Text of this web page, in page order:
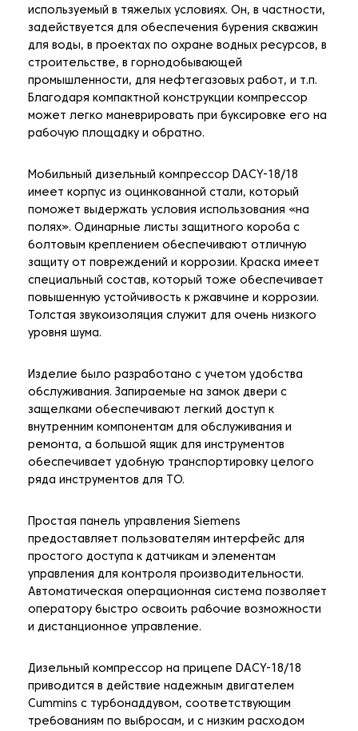
используемый в тяжелых условиях. Он, в частности,
задействуется для обеспечения бурения скважин
для воды, в проектах по охране водных ресурсов, в
строительстве, в горнодобывающей
промышленности, для нефтегазовых работ, и т.п.
Благодаря компактной конструкции компрессор
может легко маневрировать при буксировке его на
рабочую площадку и обратно.
Мобильный дизельный компрессор DACY-18/18
имеет корпус из оцинкованной стали, который
поможет выдержать условия использования «на
полях». Одинарные листы защитного короба с
болтовым креплением обеспечивают отличную
защиту от повреждений и коррозии. Краска имеет
специальный состав, который тоже обеспечивает
повышенную устойчивость к ржавчине и коррозии.
Толстая звукоизоляция служит для очень низкого
уровня шума.
Изделие было разработано с учетом удобства
обслуживания. Запираемые на замок двери с
защелками обеспечивают легкий доступ к
внутренним компонентам для обслуживания и
ремонта, а большой ящик для инструментов
обеспечивает удобную транспортировку целого
ряда инструментов для ТО.
Простая панель управления Siemens
предоставляет пользователям интерфейс для
простого доступа к датчикам и элементам
управления для контроля производительности.
Автоматическая операционная система позволяет
оператору быстро освоить рабочие возможности
и дистанционное управление.
Дизельный компрессор на прицепе DACY-18/18
приводится в действие надежным двигателем
Cummins с турбонаддувом, соответствующим
требованиям по выбросам, и с низким расходом